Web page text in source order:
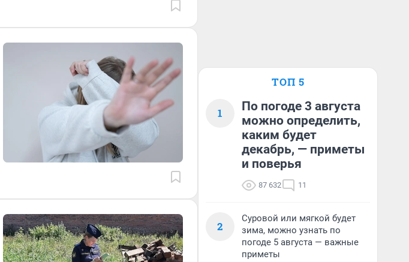
ТОП 5
1
По погоде 3 августа
можно определить,
каким будет
декабрь, — приметы
и поверья
87 632 11
2
Суровой или мягкой будет
зима, можно узнать по
погоде 5 августа — важные
приметы